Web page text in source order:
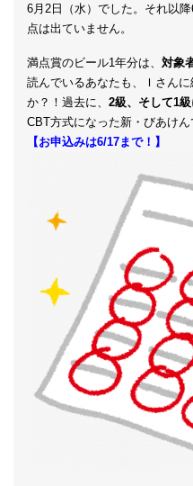
6月2日（水）でした。それ以
点は出ていません。
満点賞のビール1年分は、 対象
読んでいるあなたも、Ｉさん
か？！過去に、 2級、そして1
CBT方式になった新・びあけん
【お申込みは6/17まで！】